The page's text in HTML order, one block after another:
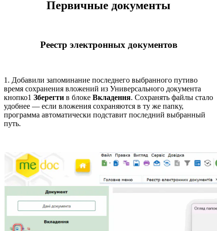
Первичные документы
Реестр электронных документов
1. Добавили запоминание последнего выбранного путиво
время сохранения вложений из Универсального документа
кнопко1 Зберегти в блоке Вкладення. Сохранять файлы стало
удобнее — если вложения сохраняются в ту же папку,
программа автоматически подставит последний выбранный
путь.